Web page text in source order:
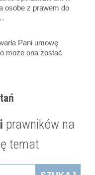
prawników na
temat
osobe z prawem do
Pani umowę
może ona zostać